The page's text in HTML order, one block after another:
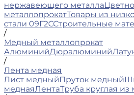
нержавеющего металла
металлопрокатТовары из
стали 09Г2ССтроительные
/
Медный металлопрокат
АлюминийДюралюминий
/
Лента медная
Лист медныйПруток медный
меднаяЛентаТруба круглая из